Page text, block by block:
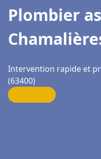
Plombier
Intervention rapide et
(63400)